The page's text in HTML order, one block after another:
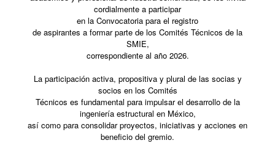
cordialmente a participar
en la Convocatoria para el registro
de aspirantes a formar parte de los Comités Técnicos de la
SMIE,
correspondiente al año 2026.
La participación activa, propositiva y plural de las socias y
socios en los Comités
Técnicos es fundamental para impulsar el desarrollo de la
ingeniería estructural en México,
así como para consolidar proyectos, iniciativas y acciones en
beneficio del gremio.